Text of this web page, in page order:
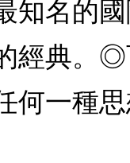
知名的
經典。
何一種思